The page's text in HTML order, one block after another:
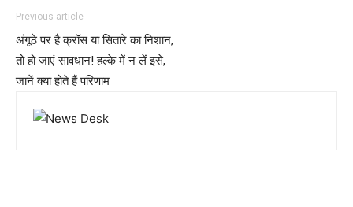
Previous article
अंगूठे पर है क्रॉस या सितारे का निशान,
तो हो जाएं सावधान! हल्के में न लें इसे,
जानें क्या होते हैं परिणाम